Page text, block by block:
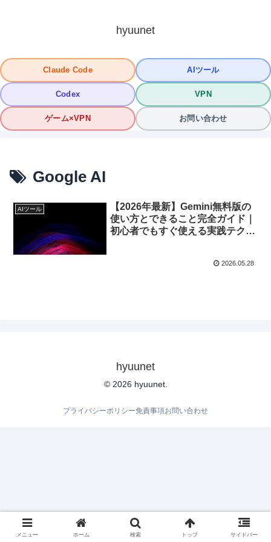
hyuunet
Claude Code AIツール
Codex VPN
ゲーム×VPN お問い合わせ
Google AI
AIツール
【2026年最新】Gemini無料版の
使い方とできること完全ガイド｜
初心者でもすぐ使える実践テクニ
2026.05.28
hyuunet
© 2026 hyuunet.
プライバシーポリシー免責事項お問い合わせ
メニュー ホーム 検索 トップ サイドバー